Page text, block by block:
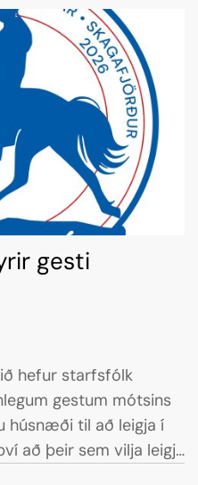
hrossaræktarbýli og
um héraðið opna dyr
gesti
hefur starfsfólk
gestum mótsins
húsnæði til að leigja í
að þeir sem vilja leigja